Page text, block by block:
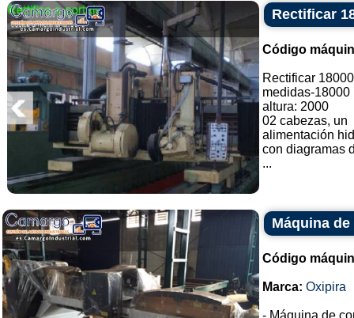
Rectificar
Código
Rectificar
medidas-18000
altura: 2000
02 cabezas, un
alimentación
con diagramas
...
Máquina
Código
Marca: Oxipira
- Máquina de